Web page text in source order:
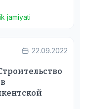
jamiyati
22.09.2022